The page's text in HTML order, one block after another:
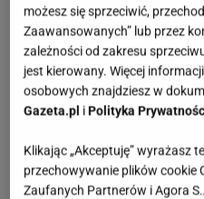
Rysy na płycie
często - wystarczy
użytkowanie, aby nasz
pojawić się w wyniku
szczotką lub druciakiem,
chemicznymi. Jak więc
możesz się sprzeciwić,
Zaawansowanych” lub przez
zależności od zakresu
jest kierowany. Więcej
osobowych znajdziesz w
Gazeta.pl i Polityka
Klikając „Akceptuję” wyrażasz
przechowywanie plików cookie
Zaufanych Partnerów i Agora